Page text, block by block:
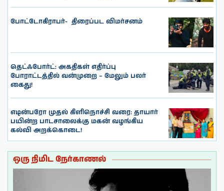
போட்டோகிராபர்- ‌ திரைப்பட விமர்சனம்
தெட்ஃபோர்ட்: அகதிகள் எதிர்ப்பு
போராட்டத்தில் வன்முறை – மேலும் பலர்
கைது!
எடின்பரோ முதல் கிளிநொச்சி வரை: தாயார்
பயின்ற பாடசாலைக்கு மகன் வழங்கிய
கல்வி அறக்கொடை!
ஒரு நிமிட நேர்காணல்